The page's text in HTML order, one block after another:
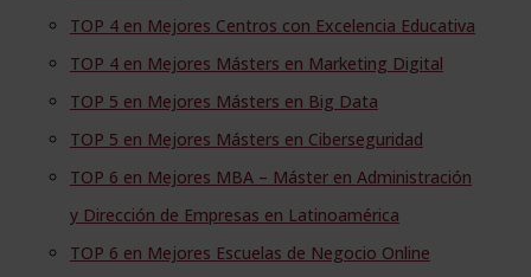
TOP 4 en Mejores Centros con Excelencia Educativa
TOP 4 en Mejores Másters en Marketing Digital
TOP 5 en Mejores Másters en Big Data
TOP 5 en Mejores Másters en Ciberseguridad
TOP 6 en Mejores MBA – Máster en Administración
y Dirección de Empresas en Latinoamérica
TOP 6 en Mejores Escuelas de Negocio Online